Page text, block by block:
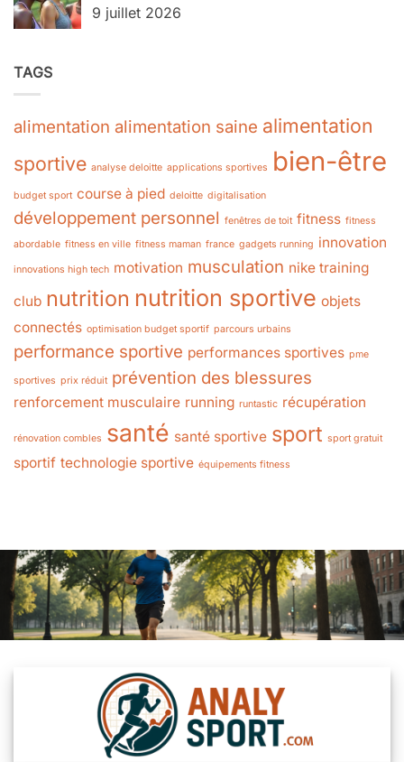
9 juillet 2026
TAGS
alimentation alimentation saine alimentation
sportive analyse deloitte applications sportives bien-être
budget sport course à pied deloitte digitalisation
développement personnel fenêtres de toit fitness fitness
abordable fitness en ville fitness maman france gadgets running innovation
innovations high tech motivation musculation nike training
club nutrition nutrition sportive objets
connectés optimisation budget sportif parcours urbains
performance sportive performances sportives pme
sportives prix réduit prévention des blessures
renforcement musculaire running runtastic récupération
rénovation combles santé santé sportive sport sport gratuit
sportif technologie sportive équipements fitness